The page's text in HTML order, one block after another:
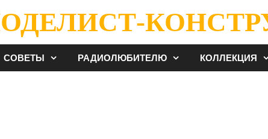
СОВЕТЫ РАДИОЛЮБИТЕЛЮ КОЛЛЕКЦИЯ